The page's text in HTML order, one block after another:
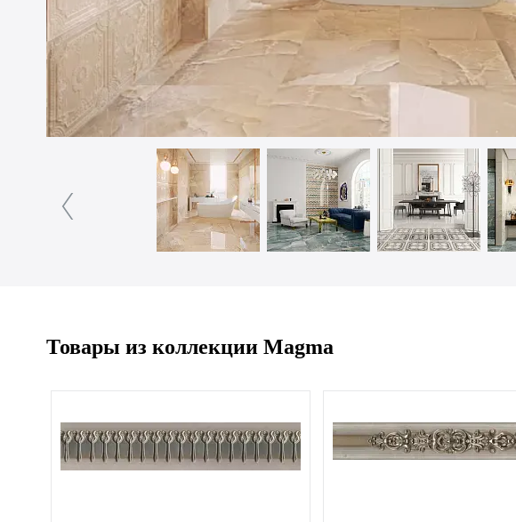
Товары из коллекции Magma